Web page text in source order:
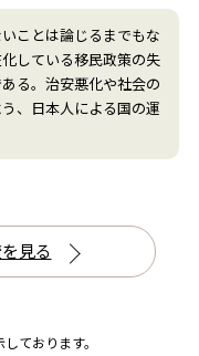
ことは論じるまでもな
している移民政策の失
る。治安悪化や社会の
、日本人による国の運
見る
ております。